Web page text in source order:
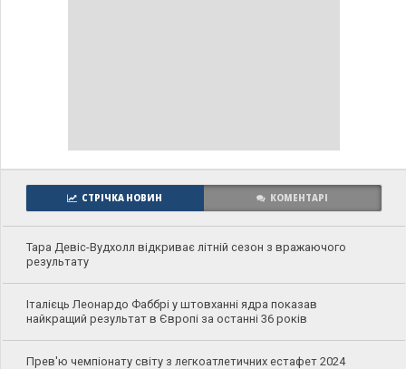
СТРІЧКА НОВИН КОМЕНТАРІ
Тара Девіс-Вудхолл відкриває літній сезон з вражаючого
результату
Італієць Леонардо Фаббрі у штовханні ядра показав
найкращий результат в Європі за останні 36 років
Прев'ю чемпіонату світу з легкоатлетичних естафет 2024